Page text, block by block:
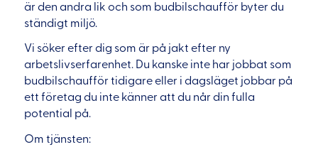
är den andra lik och som budbilschaufför byter du
ständigt miljö.
Vi söker efter dig som är på jakt efter ny
arbetslivserfarenhet. Du kanske inte har jobbat som
budbilschaufför tidigare eller i dagsläget jobbar på
ett företag du inte känner att du når din fulla
potential på.
Om tjänsten: